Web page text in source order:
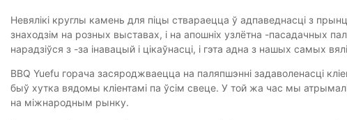
Невялікі круглы камень для піцы ствараецца ў адпаведнасці з
знаходзім на розных выставах, і на апошніх узлётна -пасадачных
нарадзіўся з -за інавацый і цікаўнасці, і гэта адна з нашых самых
BBQ Yuefu горача засяроджваецца на паляпшэнні задаволенасці
быў хутка вядомы кліентамі па ўсім свеце. У той жа час мы
на міжнародным рынку.